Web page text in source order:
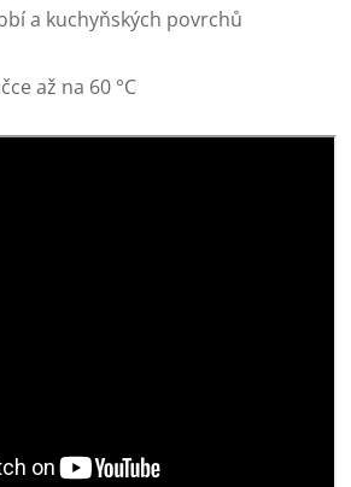
a kuchyňských povrchů
až na 60 °C